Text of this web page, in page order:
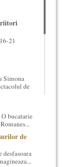
proiecte
marketing
si
de
feluri.
si
21
Simona
de
bucatarie
de